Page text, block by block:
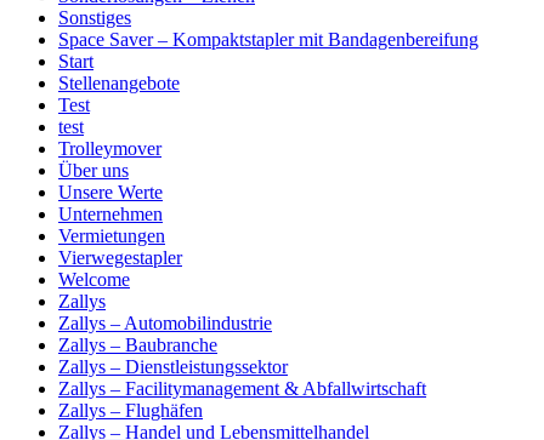
Sonstiges
Space Saver – Kompaktstapler mit Bandagenbereifung
Start
Stellenangebote
Test
test
Trolleymover
Über uns
Unsere Werte
Unternehmen
Vermietungen
Vierwegestapler
Welcome
Zallys
Zallys – Automobilindustrie
Zallys – Baubranche
Zallys – Dienstleistungssektor
Zallys – Facilitymanagement & Abfallwirtschaft
Zallys – Flughäfen
Zallys – Handel und Lebensmittelhandel